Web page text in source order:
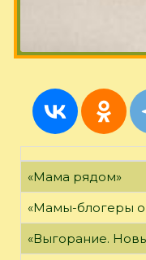
«Мама рядом»
«Мамы-блогеры о
«Выгорание.